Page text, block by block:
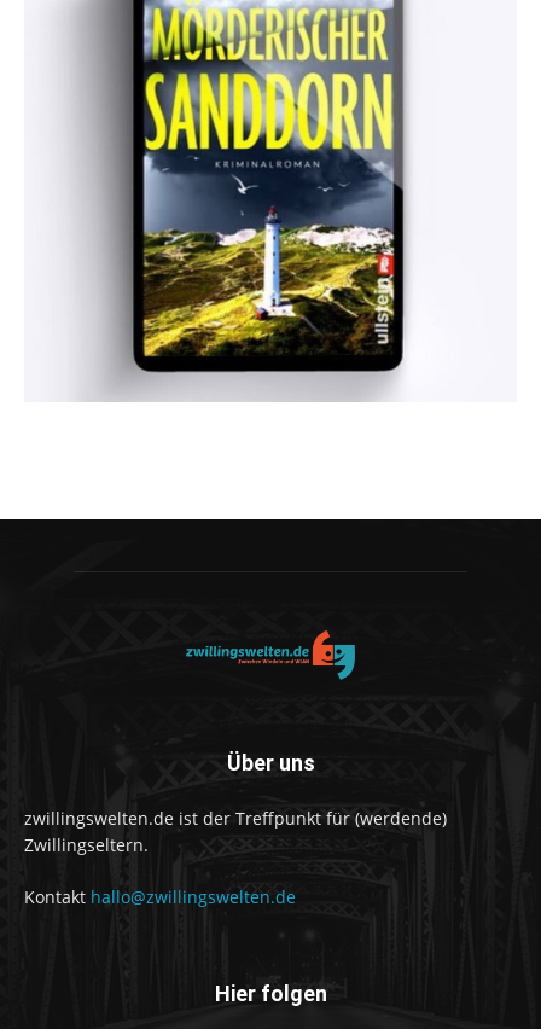
Über uns
zwillingswelten.de ist der Treffpunkt für (werdende)
Zwillingseltern.
Kontakt hallo@zwillingswelten.de
Hier folgen